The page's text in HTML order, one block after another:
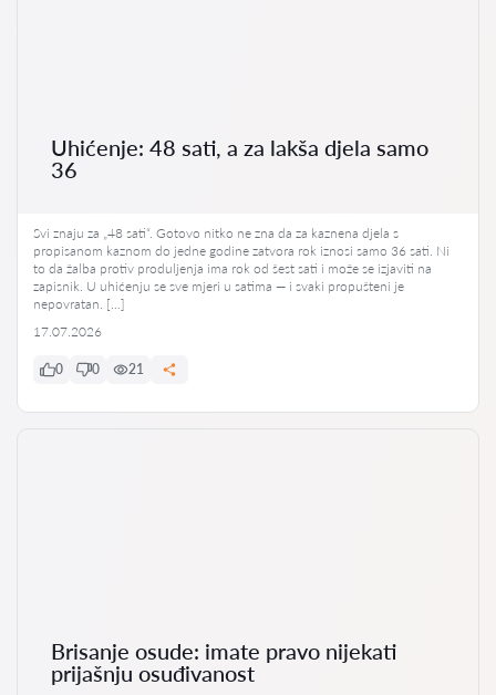
Uhićenje: 48 sati, a za lakša djela samo
36
Svi znaju za „48 sati“. Gotovo nitko ne zna da za kaznena djela s
propisanom kaznom do jedne godine zatvora rok iznosi samo 36 sati. Ni
to da žalba protiv produljenja ima rok od šest sati i može se izjaviti na
zapisnik. U uhićenju se sve mjeri u satima — i svaki propušteni je
nepovratan. […]
17.07.2026
0 0 21
Brisanje osude: imate pravo nijekati
prijašnju osuđivanost